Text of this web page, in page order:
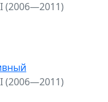
(2006—2011)
(2006—2011)